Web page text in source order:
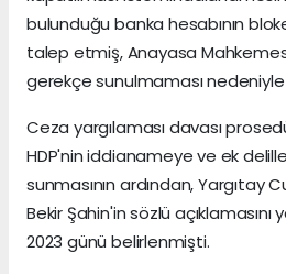
bulunduğu banka hesabının
talep etmiş, Anayasa
gerekçe sunulmaması
Ceza yargılaması davası
HDP'nin iddianameye ve ek
sunmasının ardından, Yargıtay
Bekir Şahin'in sözlü açıklamasını
2023 günü belirlenmişti.